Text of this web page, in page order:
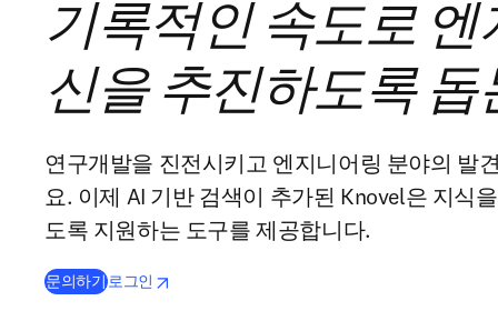
기록적인 속도로 엔
신을 추진하도록 돕
연구개발을 진전시키고 엔지니어링 분야의 발
요. 이제 AI 기반 검색이 추가된 Knovel은 지식
도록 지원하는 도구를 제공합니다.
문의하기로그인 새 탭/창에서 열기
opens in new tab/window